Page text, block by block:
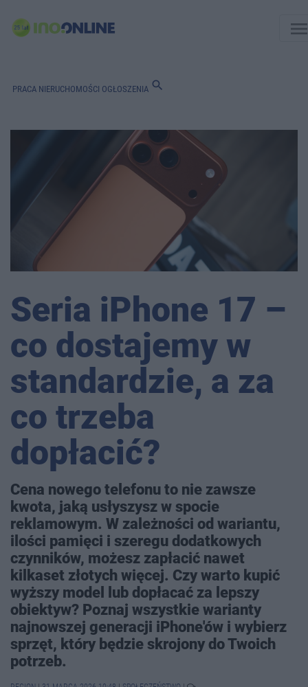
PRACA NIERUCHOMOŚCI OGŁOSZENIA search
Seria iPhone 17 –
co dostajemy w
standardzie, a za
co trzeba
dopłacić?
Cena nowego telefonu to nie zawsze
kwota, jaką usłyszysz w spocie
reklamowym. W zależności od wariantu,
ilości pamięci i szeregu dodatkowych
czynników, możesz zapłacić nawet
kilkaset złotych więcej. Czy warto kupić
wyższy model lub dopłacać za lepszy
obiektyw? Poznaj wszystkie warianty
najnowszej generacji iPhone'ów i wybierz
sprzęt, który będzie skrojony do Twoich
potrzeb.